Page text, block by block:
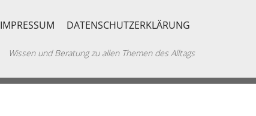
IMPRESSUM DATENSCHUTZERKLÄRUNG
Wissen und Beratung zu allen Themen des Alltags